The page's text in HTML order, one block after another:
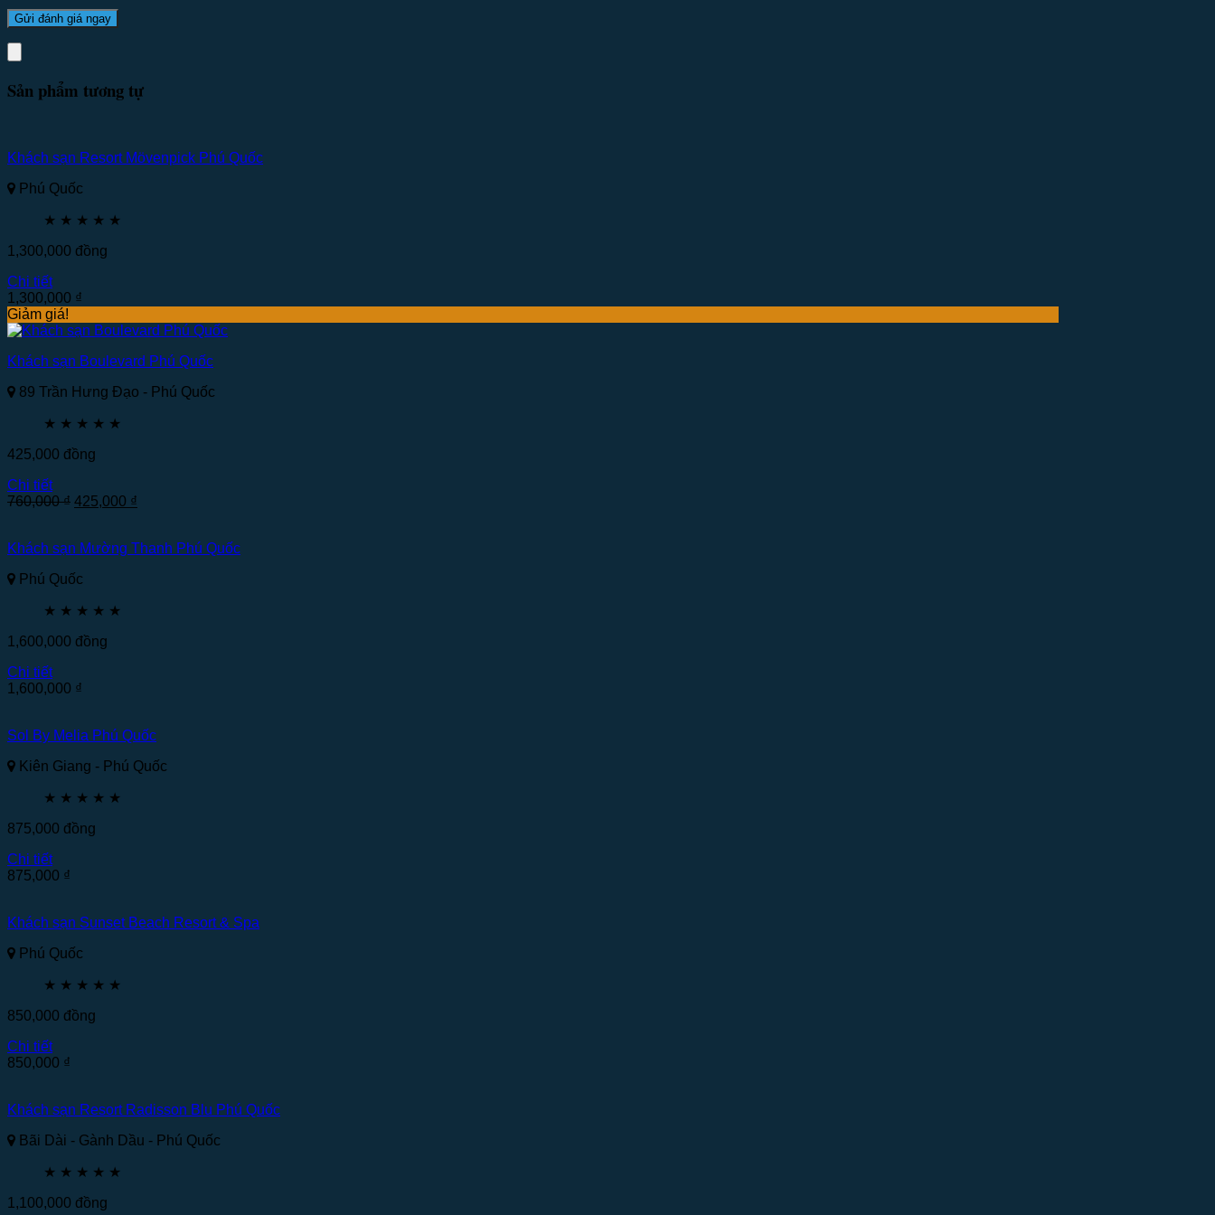
Sản phẩm tương tự
Khách sạn Resort Mövenpick Phú Quốc
Phú Quốc
★ ★ ★ ★ ★
1,300,000 đồng
Chi tiết
1,300,000 ₫
Giảm giá!
Khách sạn Boulevard Phú Quốc
89 Trần Hưng Đạo - Phú Quốc
★ ★ ★ ★ ★
425,000 đồng
Chi tiết
760,000₫ 425,000 ₫
Khách sạn Mường Thanh Phú Quốc
Phú Quốc
★ ★ ★ ★ ★
1,600,000 đồng
Chi tiết
1,600,000 ₫
Sol By Melia Phú Quốc
Kiên Giang - Phú Quốc
★ ★ ★ ★ ★
875,000 đồng
Chi tiết
875,000 ₫
Khách sạn Sunset Beach Resort & Spa
Phú Quốc
★ ★ ★ ★ ★
850,000 đồng
Chi tiết
850,000 ₫
Khách sạn Resort Radisson Blu Phú Quốc
Bãi Dài - Gành Dầu - Phú Quốc
★ ★ ★ ★ ★
1,100,000 đồng